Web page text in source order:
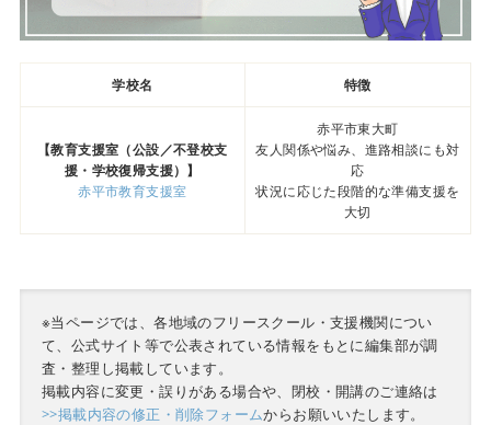
学校名 特徴
【教育支援室（公設／不登校支
援・学校復帰支援）】
赤平市教育支援室
赤平市東大町
友人関係や悩み、進路相談にも対
応
状況に応じた段階的な準備支援を
大切
※当ページでは、各地域のフリースクール・支援機関につい
て、公式サイト等で公表されている情報をもとに編集部が調
査・整理し掲載しています。
掲載内容に変更・誤りがある場合や、閉校・開講のご連絡は
>>掲載内容の修正・削除フォームからお願いいたします。